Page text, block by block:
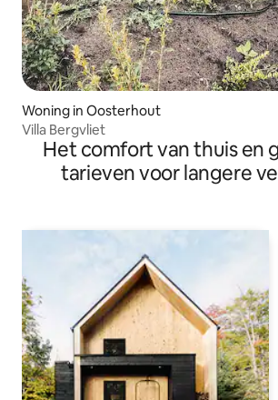
Woning in Oosterhout
Villa Bergvliet
Het comfort van thuis en
tarieven voor langere